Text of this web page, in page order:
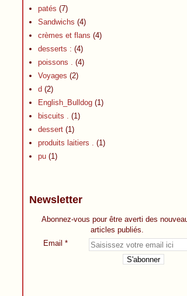
patés (7)
Sandwichs (4)
crèmes et flans (4)
desserts : (4)
poissons . (4)
Voyages (2)
d (2)
English_Bulldog (1)
biscuits . (1)
dessert (1)
produits laitiers . (1)
pu (1)
Newsletter
Abonnez-vous pour être averti des
articles publiés.
Email